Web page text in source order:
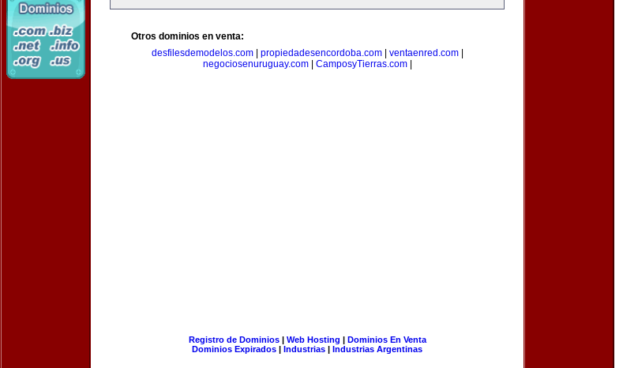
Otros dominios en venta:
desfilesdemodelos.com| propiedadesencordoba.com| ventaenred.com|
negociosenuruguay.com| CamposyTierras.com|
Registro de Dominios| Web Hosting | Dominios En Venta
Dominios Expirados | Industrias | Industrias Argentinas